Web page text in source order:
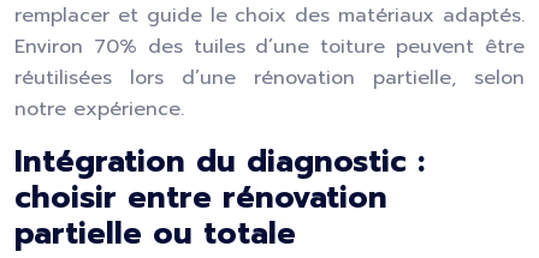
remplacer et guide le choix des matériaux adaptés.
Environ 70% des tuiles d’une toiture peuvent être
réutilisées lors d’une rénovation partielle, selon
notre expérience.
Intégration du diagnostic :
choisir entre rénovation
partielle ou totale